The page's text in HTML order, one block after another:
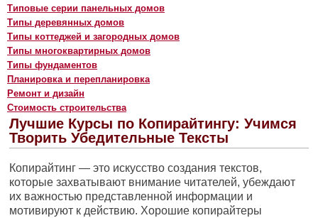
Типовые серии панельных домов
Типы деревянных домов
Типы коттеджей и загородных домов
Типы многоквартирных домов
Типы фундаментов
Планировка и перепланировка
Ремонт и дизайн
Стоимость строительства
Лучшие Курсы по Копирайтингу: Учимся
Творить Убедительные Тексты
Копирайтинг — это искусство создания текстов,
которые захватывают внимание читателей, убеждают
их важностью представленной информации и
мотивируют к действию. Хорошие копирайтеры